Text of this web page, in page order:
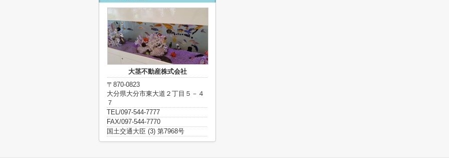
大茎不動産株式会社
〒870-0823
大分県大分市東大道２丁目５－４
７
TEL/097-544-7777
FAX/097-544-7770
国土交通大臣 (3) 第7968号